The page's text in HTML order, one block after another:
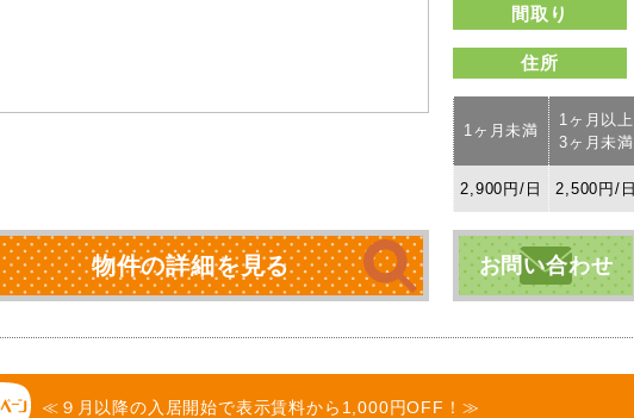
間取り
住所
1ヶ月未満
1ヶ月以上
3ヶ月未満
2,900円/日 2,500円/日
物件の詳細を見る お問い合わせ
≪９月以降の入居開始で表示賃料から1,000円OFF！≫